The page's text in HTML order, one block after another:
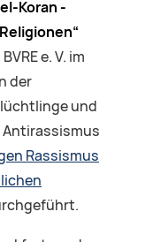
Koran -
e. V. im
der
und
Rassismus